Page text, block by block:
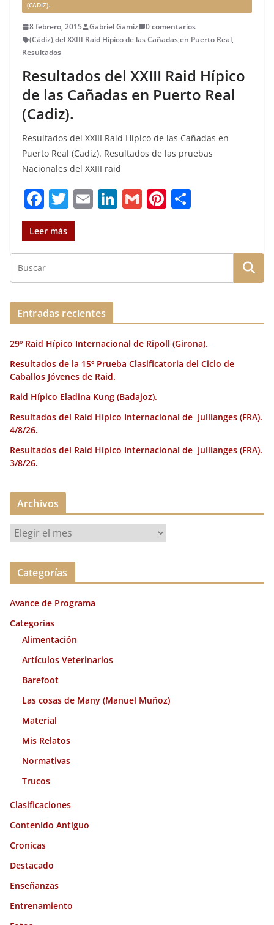
(CADIZ).
8 febrero, 2015 Gabriel Gamiz
0 comentarios
(Cádiz),del XXIII Raid Hípico de las Cañadas,en Puerto Real,
Resultados
Resultados del XXIII Raid Hípico
de las Cañadas en Puerto Real
(Cadiz).
Resultados del XXIII Raid Hípico de las Cañadas en
Puerto Real (Cadiz). Resultados de las pruebas
Nacionales del XXIII raid
F
a
c
e
b
o
o
k
T
w
it
te
r
E
l
Li
e
dI
G
l
Pi
re
st
p
a
ir
Leer más
Entradas recientes
29º Raid Hípico Internacional de Ripoll (Girona).
Resultados de la 15º Prueba Clasificatoria del Ciclo de
Caballos Jóvenes de Raid.
Raid Hípico Eladina Kung (Badajoz).
Resultados del Raid Hípico Internacional de Jullianges (FRA).
4/8/26.
Resultados del Raid Hípico Internacional de Jullianges (FRA).
3/8/26.
Archivos
c
v
o
Categorías
Avance de Programa
Categorías
Alimentación
Artículos Veterinarios
Barefoot
Las cosas de Many (Manuel Muñoz)
Material
Mis Relatos
Normativas
Trucos
Clasificaciones
Contenido Antiguo
Cronicas
Destacado
Enseñanzas
Entrenamiento